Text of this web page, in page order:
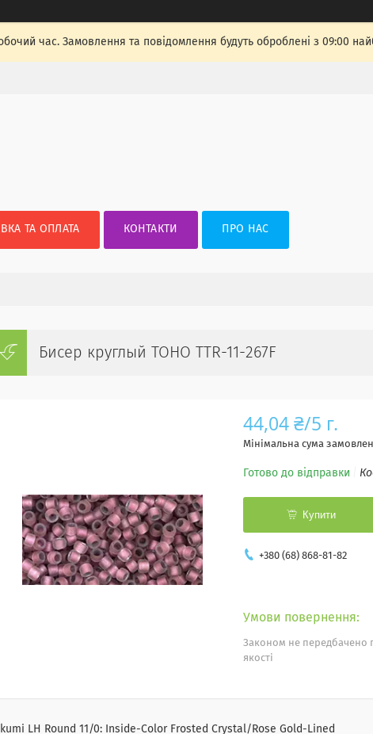
час. Замовлення та повідомлення будуть оброблені з 09:00
ТА ОПЛАТА КОНТАКТИ ПРО НАС
Бисер круглый TOHO TTR-11-267F
44,04 ₴/5 г.
Мінімальна сума
Готово до відправки
Купити
+380 (68) 868-81-82
Законом не передбачено
якості
LH Round 11/0: Inside-Color Frosted Crystal/Rose Gold-Lined